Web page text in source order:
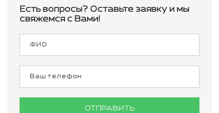
Есть вопросы? Оставьте заявку и мы
свяжемся с Вами!
ОТПРАВИТЬ